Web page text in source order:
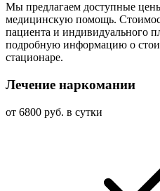
Мы предлагаем доступные
медицинскую помощь.
пациента и индивидуального
подробную информацию о
стационаре.
Лечение наркомании
от 6800 руб. в сутки